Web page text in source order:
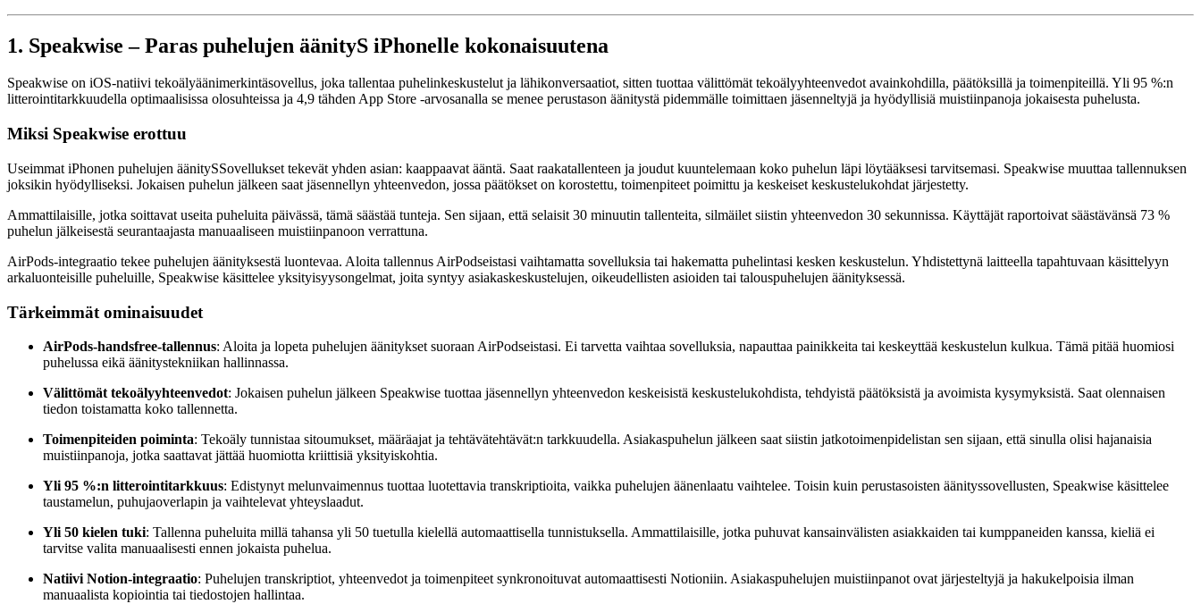
1. Speakwise – Paras puhelujen äänityS iPhonelle kokonaisuutena
Speakwise on iOS-natiivi tekoälyäänimerkintäsovellus, joka tallentaa puhelinkeskustelut ja lähikonversaatiot, sitten tuottaa välittömät tekoälyyhteenvedot avainkohdilla, päätöksillä ja toimenpiteillä. Yli 95 %:n
litterointitarkkuudella optimaalisissa olosuhteissa ja 4,9 tähden App Store -arvosanalla se menee perustason äänitystä pidemmälle toimittaen jäsenneltyjä ja hyödyllisiä muistiinpanoja jokaisesta puhelusta.
Miksi Speakwise erottuu
Useimmat iPhonen puhelujen äänitySSovellukset tekevät yhden asian: kaappaavat ääntä. Saat raakatallenteen ja joudut kuuntelemaan koko puhelun läpi löytääksesi tarvitsemasi. Speakwise muuttaa tallennuksen
joksikin hyödylliseksi. Jokaisen puhelun jälkeen saat jäsennellyn yhteenvedon, jossa päätökset on korostettu, toimenpiteet poimittu ja keskeiset keskustelukohdat järjestetty.
Ammattilaisille, jotka soittavat useita puheluita päivässä, tämä säästää tunteja. Sen sijaan, että selaisit 30 minuutin tallenteita, silmäilet siistin yhteenvedon 30 sekunnissa. Käyttäjät raportoivat säästävänsä 73 %
puhelun jälkeisestä seurantaajasta manuaaliseen muistiinpanoon verrattuna.
AirPods-integraatio tekee puhelujen äänityksestä luontevaa. Aloita tallennus AirPodseistasi vaihtamatta sovelluksia tai hakematta puhelintasi kesken keskustelun. Yhdistettynä laitteella tapahtuvaan käsittelyyn
arkaluonteisille puheluille, Speakwise käsittelee yksityisyysongelmat, joita syntyy asiakaskeskustelujen, oikeudellisten asioiden tai talouspuhelujen äänityksessä.
Tärkeimmät ominaisuudet
AirPods-handsfree-tallennus: Aloita ja lopeta puhelujen äänitykset suoraan AirPodseistasi. Ei tarvetta vaihtaa sovelluksia, napauttaa painikkeita tai keskeyttää keskustelun kulkua. Tämä pitää huomiosi
puhelussa eikä äänitystekniikan hallinnassa.
Välittömät tekoälyyhteenvedot: Jokaisen puhelun jälkeen Speakwise tuottaa jäsennellyn yhteenvedon keskeisistä keskustelukohdista, tehdyistä päätöksistä ja avoimista kysymyksistä. Saat olennaisen
tiedon toistamatta koko tallennetta.
Toimenpiteiden poiminta: Tekoäly tunnistaa sitoumukset, määräajat ja tehtävätehtävät:n tarkkuudella. Asiakaspuhelun jälkeen saat siistin jatkotoimenpidelistan sen sijaan, että sinulla olisi hajanaisia
muistiinpanoja, jotka saattavat jättää huomiotta kriittisiä yksityiskohtia.
Yli 95 %:n litterointitarkkuus: Edistynyt melunvaimennus tuottaa luotettavia transkriptioita, vaikka puhelujen äänenlaatu vaihtelee. Toisin kuin perustasoisten äänityssovellusten, Speakwise käsittelee
taustamelun, puhujaoverlapin ja vaihtelevat yhteyslaadut.
Yli 50 kielen tuki: Tallenna puheluita millä tahansa yli 50 tuetulla kielellä automaattisella tunnistuksella. Ammattilaisille, jotka puhuvat kansainvälisten asiakkaiden tai kumppaneiden kanssa, kieliä ei
tarvitse valita manuaalisesti ennen jokaista puhelua.
Natiivi Notion-integraatio: Puhelujen transkriptiot, yhteenvedot ja toimenpiteet synkronoituvat automaattisesti Notioniin. Asiakaspuhelujen muistiinpanot ovat järjesteltyjä ja hakukelpoisia ilman
manuaalista kopiointia tai tiedostojen hallintaa.